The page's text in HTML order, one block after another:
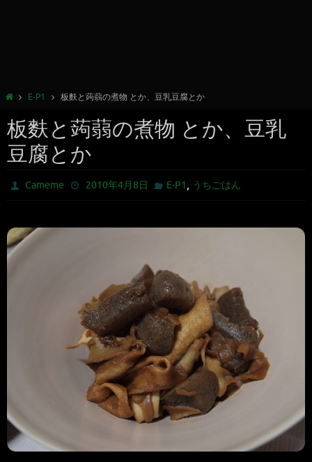
E-P1 板麩と蒟蒻の煮物 とか、豆乳豆腐とか
板麩と蒟蒻の煮物 とか、豆乳
豆腐とか
Cameme 2010年4月8日 E-P1 , うちごはん